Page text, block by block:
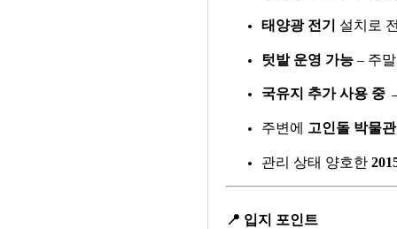
태양광 전기 설치로
텃밭 운영 가능– 주말
국유지 추가 사용 중→
주변에 고인돌 박물관
관리 상태 양호한
📍 입지 포인트